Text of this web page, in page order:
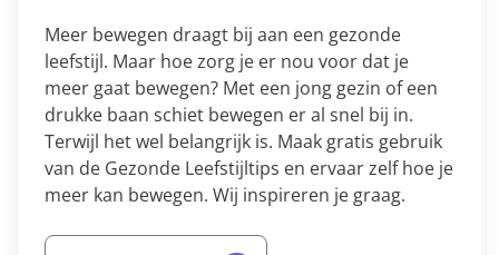
Meer bewegen draagt bij aan een gezonde
leefstijl. Maar hoe zorg je er nou voor dat je
meer gaat bewegen? Met een jong gezin of een
drukke baan schiet bewegen er al snel bij in.
Terwijl het wel belangrijk is. Maak gratis gebruik
van de Gezonde Leefstijltips en ervaar zelf hoe je
meer kan bewegen. Wij inspireren je graag.